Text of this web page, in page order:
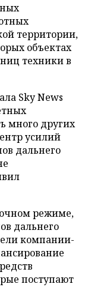
территории,
объектах
техники в
Sky News
много других
усилий
дальнего
режиме,
дальнего
компании-
поступают